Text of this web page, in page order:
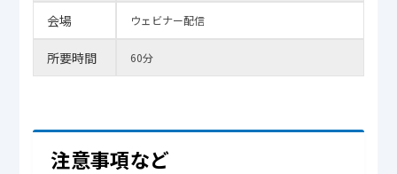
会場 ウェビナー配信
所要時間 60分
注意事項など